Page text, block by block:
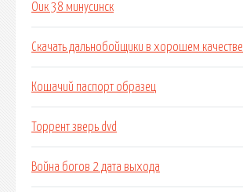
Оик 38 минусинск
Скачать дальнобойщики в хорошем качестве
Кошачий паспорт образец
Торрент зверь dvd
Война богов 2 дата выхода